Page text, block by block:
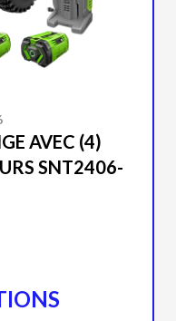
AVEC (4)
SNT2406-